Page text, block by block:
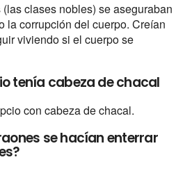
clases nobles) se aseguraban
la corrupción del cuerpo. Creían
viviendo si el cuerpo se
tenía cabeza de chacal
con cabeza de chacal.
se hacían enterrar